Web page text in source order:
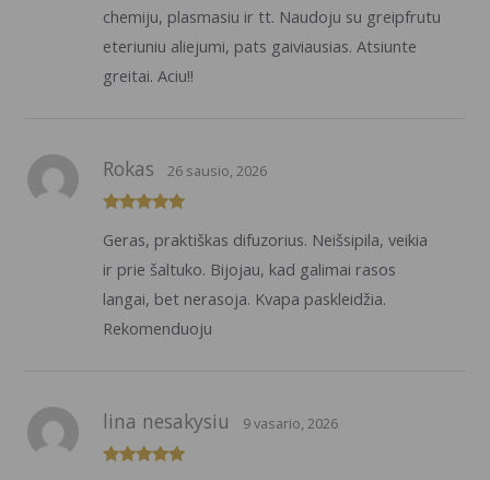
chemiju, plasmasiu ir tt. Naudoju su greipfrutu
eteriuniu aliejumi, pats gaiviausias. Atsiunte
greitai. Aciu!!
5iš 5
Rokas 26 sausio, 2026
Geras, praktiškas difuzorius. Neišsipila, veikia
ir prie šaltuko. Bijojau, kad galimai rasos
langai, bet nerasoja. Kvapa paskleidžia.
Rekomenduoju
lina nesakysiu 9 vasario, 2026